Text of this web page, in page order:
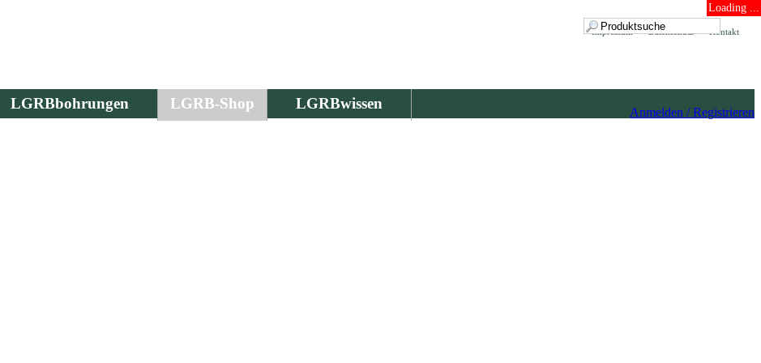
Loading ...
Kontakt
Datenschutz
Impressum
LGRBbohrungen LGRB-Shop LGRBwissen
Anmelden / Registrieren